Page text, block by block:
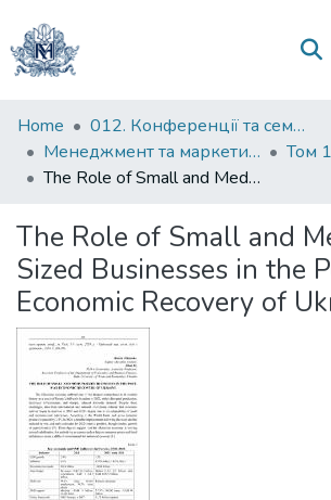
Communities
&
Collections
Statistics
Home
012. Конференції та семінари НаУКМА
Менеджмент та маркетинг як фактори розвитку бізнесу : матеріали ІV Міжнародної науково-практичної конференції 15-17 квітня 2026 р.
Том 1
The Role of Small and Medium-Sized Businesses in the Post-War Economic Recovery of Ukraine
The Role of Small and
Sized Businesses in the
Economic Recovery of